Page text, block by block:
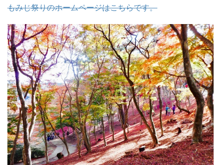
もみじ祭りのホームページはこちらです。